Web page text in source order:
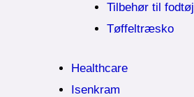
Tilbehør til fodtøj
Tøffeltræsko
Healthcare
Isenkram